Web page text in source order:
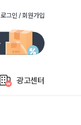
로그인 / 회원가입
광고센터